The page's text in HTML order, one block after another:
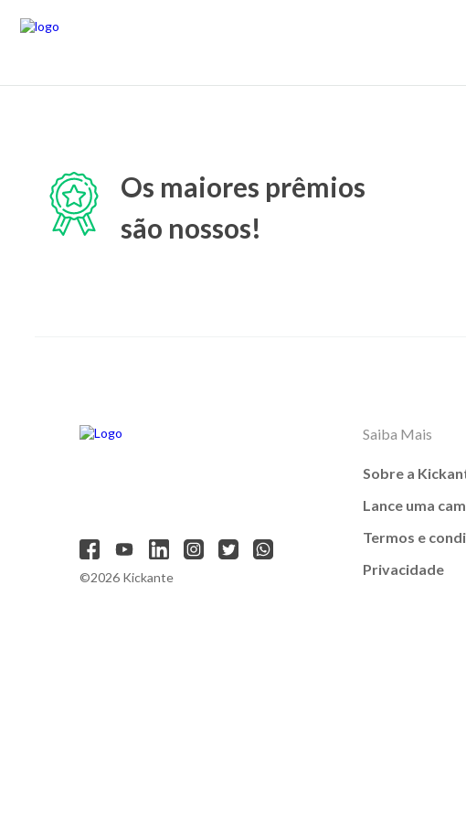
Os maiores prêmios
são nossos!
©2026 Kickante
Saiba Mais
Sobre a
Lance uma
Termos e
Privacidade